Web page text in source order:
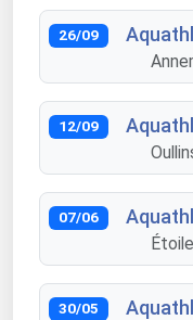
26/09
12/09
07/06
30/05